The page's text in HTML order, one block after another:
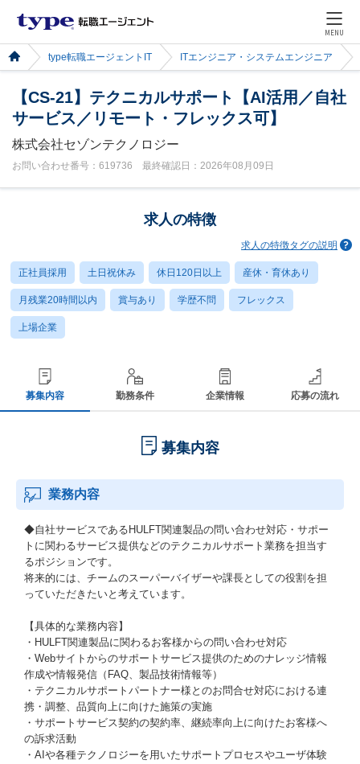
MENU
type転職エージェントIT ITエンジニア・システムエンジニア
【CS-21】テクニカルサポート【AI活用／自社
サービス／リモート・フレックス可】
株式会社セゾンテクノロジー
お問い合わせ番号：619736 最終確認日：2026年08月09日
求人の特徴
求人の特徴タグの説明
正社員採用 土日祝休み 休日120日以上 産休・育休あり
月残業20時間以内 賞与あり 学歴不問 フレックス
上場企業
募集内容 勤務条件 企業情報 応募の流れ
募集内容
業務内容
◆自社サービスであるHULFT関連製品の問い合わせ対応・サポー
トに関わるサービス提供などのテクニカルサポート業務を担当す
るポジションです。
将来的には、チームのスーパーバイザーや課長としての役割を担
っていただきたいと考えています。
【具体的な業務内容】
・HULFT関連製品に関わるお客様からの問い合わせ対応
・Webサイトからのサポートサービス提供のためのナレッジ情報
作成や情報発信（FAQ、製品技術情報等）
・テクニカルサポートパートナー様とのお問合せ対応における連
携・調整、品質向上に向けた施策の実施
・サポートサービス契約の契約率、継続率向上に向けたお客様へ
の訴求活動
・AIや各種テクノロジーを用いたサポートプロセスやユーザ体験